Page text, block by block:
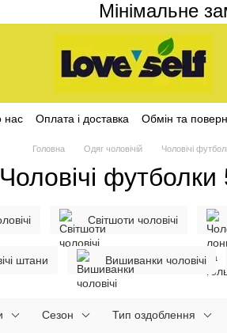
Мінімальне
нас Оплата і доставка Обмін та
Головна Одяг чоловічій Чоловічі
Чоловічі футболки
Світшоти чоловічі
штани Вишиванки чоловічі
Сезон Тип оздоблення